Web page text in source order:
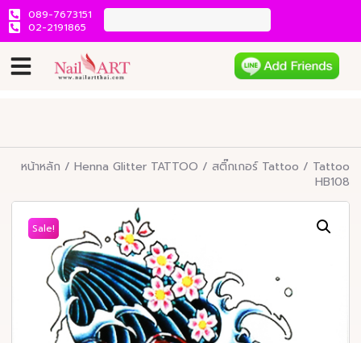
089-7673151
02-2191865
หน้าหลัก / Henna Glitter TATTOO / สติ๊กเกอร์ Tattoo / Tattoo
HB108
Sale!